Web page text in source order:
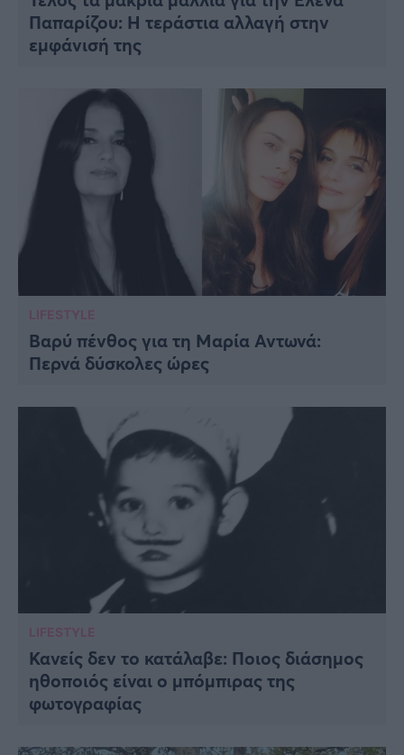
Παπαρίζου: Η τεράστια αλλαγή στην
εμφάνισή της
LIFESTYLE
Βαρύ πένθος για τη Μαρία Αντωνά:
Περνά δύσκολες ώρες
LIFESTYLE
Κανείς δεν το κατάλαβε: Ποιος διάσημος
ηθοποιός είναι ο μπόμπιρας της
φωτογραφίας